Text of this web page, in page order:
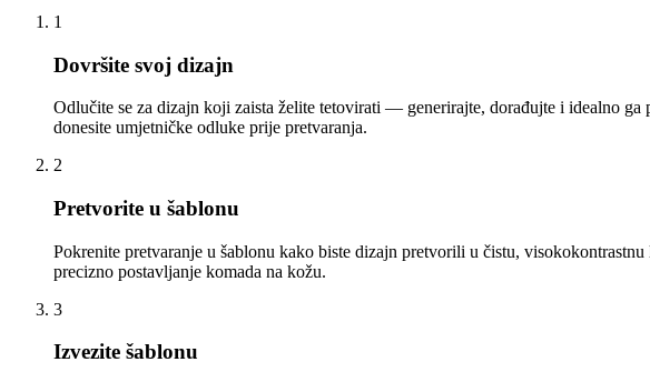
1
Dovršite svoj dizajn
Odlučite se za dizajn koji zaista želite tetovirati — generirajte, dorađujte i idealno
donesite umjetničke odluke prije pretvaranja.
2
Pretvorite u šablonu
Pokrenite pretvaranje u šablonu kako biste dizajn pretvorili u čistu,
precizno postavljanje komada na kožu.
3
Izvezite šablonu